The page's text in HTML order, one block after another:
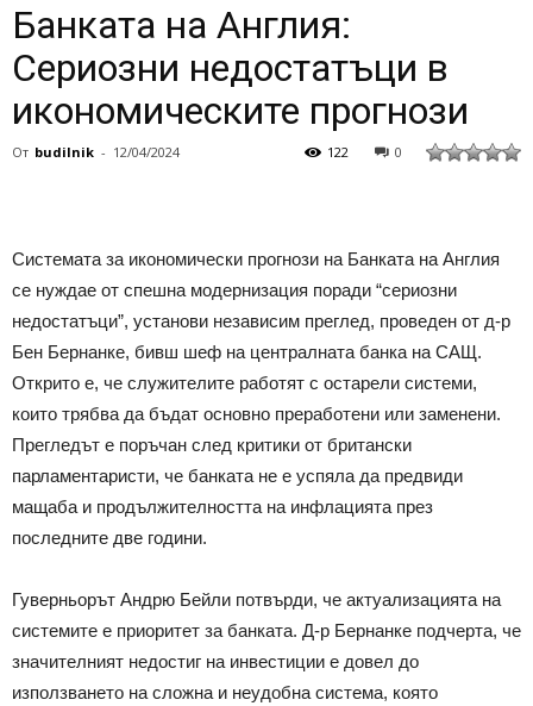
Банката на Англия:
Сериозни недостатъци в
икономическите прогнози
От budilnik - 12/04/2024 0
122
Системата за икономически прогнози на Банката на Англия
се нуждае от спешна модернизация поради “сериозни
недостатъци”, установи независим преглед, проведен от д-р
Бен Бернанке, бивш шеф на централната банка на САЩ.
Открито е, че служителите работят с остарели системи,
които трябва да бъдат основно преработени или заменени.
Прегледът е поръчан след критики от британски
парламентаристи, че банката не е успяла да предвиди
мащаба и продължителността на инфлацията през
последните две години.
Гуверньорът Андрю Бейли потвърди, че актуализацията на
системите е приоритет за банката. Д-р Бернанке подчерта, че
значителният недостиг на инвестиции е довел до
използването на сложна и неудобна система, която